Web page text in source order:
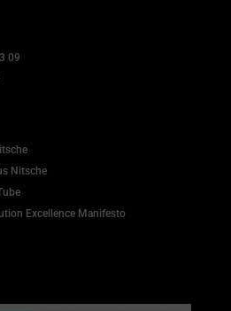
09
Nitsche
Excellence Manifesto